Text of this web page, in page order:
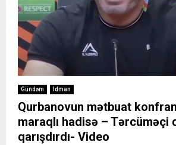
Gündəm İdman
Qurbanovun mətbuat
maraqlı hadisə – Tərcüməçi
qarışdırdı- Video